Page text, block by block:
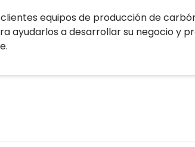
equipos de producción de
ayudarlos a desarrollar su negocio y